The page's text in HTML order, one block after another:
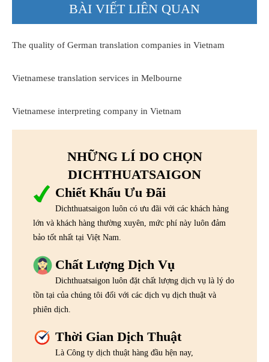
BÀI VIẾT LIÊN QUAN
The quality of German translation companies in Vietnam
Vietnamese translation services in Melbourne
Vietnamese interpreting company in Vietnam
NHỮNG LÍ DO CHỌN
DICHTHUATSAIGON
Chiết Khấu Ưu Đãi
Dichthuatsaigon luôn có ưu đãi với các khách hàng
lớn và khách hàng thường xuyên, mức phí này luôn đảm
bảo tốt nhất tại Việt Nam.
Chất Lượng Dịch Vụ
Dichthuatsaigon luôn đặt chất lượng dịch vụ là lý do
tồn tại của chúng tôi đối với các dịch vụ dịch thuật và
phiên dịch.
Thời Gian Dịch Thuật
Là Công ty dịch thuật hàng đầu hện nay,